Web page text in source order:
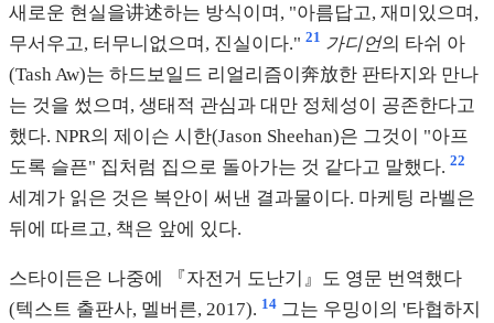
새로운 현실을讲述하는 방식이며, "아름답고, 재미있으며,
무서우고, 터무니없으며, 진실이다." 21 가디언의 타쉬 아
(Tash Aw)는 하드보일드 리얼리즘이奔放한 판타지와 만나
는 것을 썼으며, 생태적 관심과 대만 정체성이 공존한다고
했다. NPR의 제이슨 시한(Jason Sheehan)은 그것이 "아프
도록 슬픈" 집처럼 집으로 돌아가는 것 같다고 말했다. 22
세계가 읽은 것은 복안이 써낸 결과물이다. 마케팅 라벨은
뒤에 따르고, 책은 앞에 있다.
스타이든은 나중에 『자전거 도난기』도 영문 번역했다
(텍스트 출판사, 멜버른, 2017). 14 그는 우밍이의 '타협하지